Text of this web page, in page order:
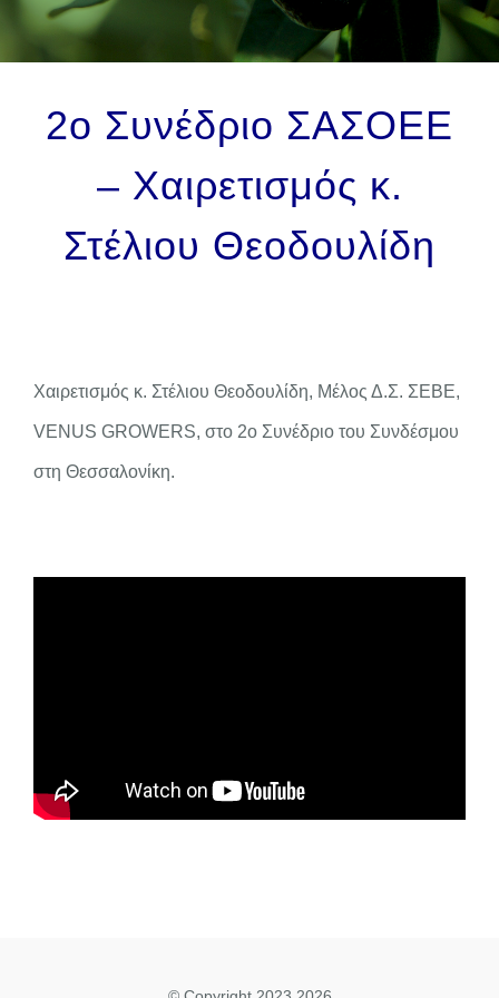
ΕΠΙΚΟΙΝΩΝΙΑ
2ο Συνέδριο ΣΑΣΟΕΕ
– Χαιρετισμός κ.
Στέλιου Θεοδουλίδη
Χαιρετισμός κ. Στέλιου Θεοδουλίδη, Μέλος Δ.Σ. ΣΕΒΕ,
VENUS GROWERS, στο 2ο Συνέδριο του Συνδέσμου
στη Θεσσαλονίκη.